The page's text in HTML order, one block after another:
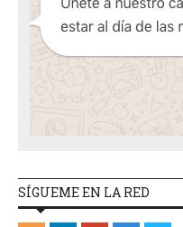
SÍGUEME EN LA RED